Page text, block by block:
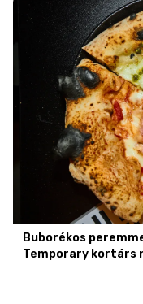
Buborékos
Temporary kortárs